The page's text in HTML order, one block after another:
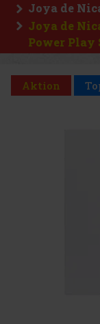
Joya de
Joya de
Power Play
Aktion